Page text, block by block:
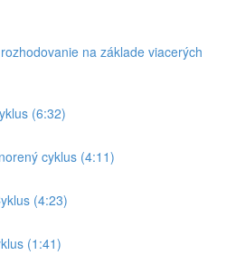
na základe viacerých
(6:32)
cyklus (4:11)
(4:23)
(1:41)